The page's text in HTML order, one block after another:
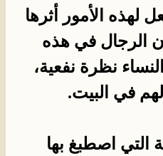
لهذه الأمور أثرها
الرجال في هذه
نظرة نفعية،
في البيت.
التي اصطبغ بها